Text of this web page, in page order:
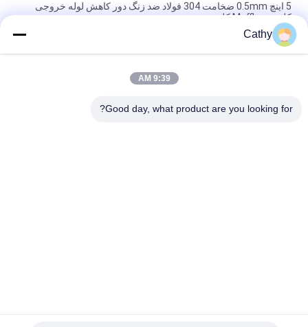
5 اینچ 0.5mm ضخامت 304 فولاد ضد زنگ دور کاهش لوله خروجی
کلیمپ Muffler کلیمپ
قطعات معدنی اتوماتیک
Cathy
9:39 AM
Good day, what product are you looking for?